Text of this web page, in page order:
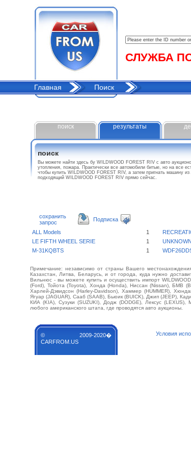
СЛУЖБА
Главная Поиск
поиск результаты
поиск
Вы можете найти здесь бу WILDWOOD FOREST RIV с авто
утопления, пожара. Практически все автомобили битые, но на все
чтобы купить WILDWOOD FOREST RIV, а затем пригнать машину
подходящий WILDWOOD FOREST RIV прямо сейчас.
сохранить
запрос
Подписка
ALL Models 1
LE FIFTH WHEEL SERIE
1 UNKNOWN
M-31KQBTS
1
Примечание: независимо от страны Вашего
Казахстан, Литва, Беларусь, и от города, куда нужно
Вильнюс - вы можете купить и осуществить импорт
(Ford), Тойота (Toyota), Хонда (Honda), Ниссан (Nissan), БМВ
Харлей-Дэвидсон (Harley-Davidson), Хаммер (HUMMER),
Ягуар (JAGUAR), Сааб (SAAB), Бьюик (BUICK), Джип (JEEP),
КИА (KIA), Сузуки (SUZUKI), Додж (DODGE), Лексус (LEXUS),
любого американского штата, где проводятся авто аукционы.
© 2009-2020�
CARFROM.US
Условия